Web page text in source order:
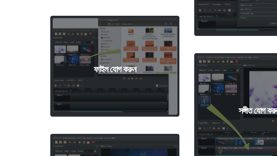
ফাইল যোগ করুন
সঙ্গীত যোগ